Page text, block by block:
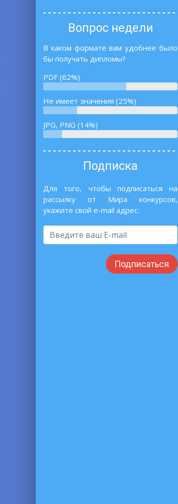
Вопрос недели
В каком формате вам удобнее было
бы получать дипломы?
PDF (62%)
Не имеет значения (25%)
JPG, PNG (14%)
Подписка
Для того, чтобы подписаться на
рассылку от Мира конкурсов,
укажите свой e-mail адрес:
Подписаться